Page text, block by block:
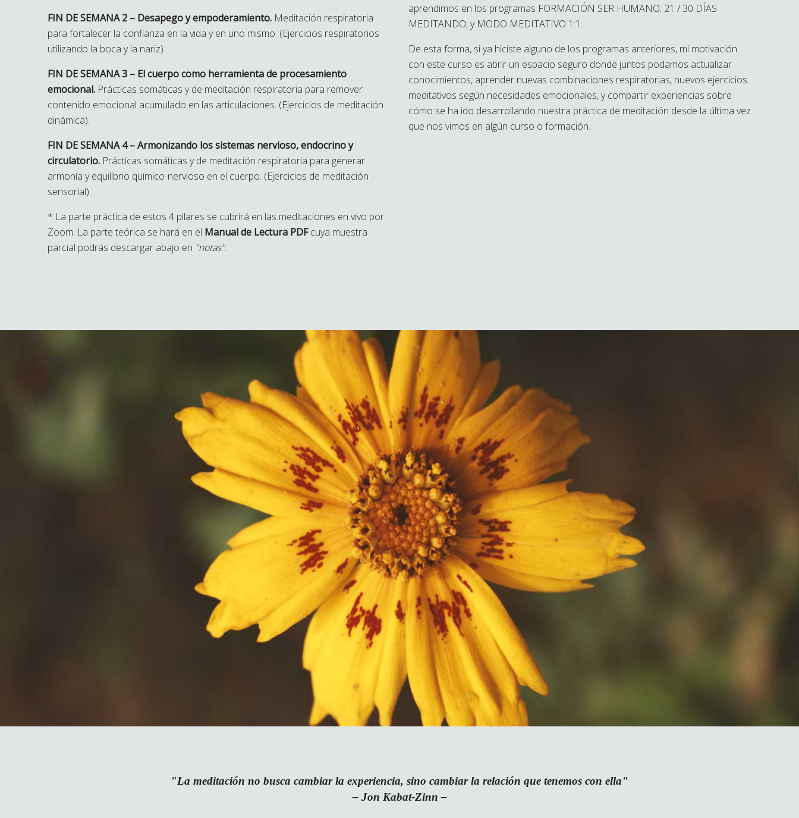
FIN DE SEMANA 2 – Desapego y empoderamiento. Meditación respiratoria
para fortalecer la confianza en la vida y en uno mismo. (Ejercicios respiratorios
utilizando la boca y la nariz).
FIN DE SEMANA 3 – El cuerpo como herramienta de procesamiento
emocional. Prácticas somáticas y de meditación respiratoria para remover
contenido emocional acumulado en las articulaciones. (Ejercicios de meditación
dinámica).
FIN DE SEMANA 4 –Armonizando los sistemas nervioso, endocrino y
circulatorio. Prácticas somáticas y de meditación respiratoria para generar
armonía y equilibrio químico-nervioso en el cuerpo. (Ejercicios de meditación
sensorial).
* La parte práctica de estos 4 pilares se cubrirá en las meditaciones en vivo por
Zoom. La parte teórica se hará en el Manual de Lectura PDFcuya muestra
parcial podrás descargar abajo en "notas".
aprendimos en los programas FORMACIÓN SER HUMANO; 21 / 30 DÍAS
MEDITANDO; y MODO MEDITATIVO 1:1.
De esta forma, si ya hiciste alguno de los programas anteriores, mi motivación
con este curso es abrir un espacio seguro donde juntos podamos actualizar
conocimientos, aprender nuevas combinaciones respiratorias, nuevos ejercicios
meditativos según necesidades emocionales, y compartir experiencias sobre
cómo se ha ido desarrollando nuestra práctica de meditación desde la última vez
que nos vimos en algún curso o formación.
"La meditación no busca cambiar la experiencia, sino cambiar la relación que tenemos con ella"
– Jon Kabat-Zinn–